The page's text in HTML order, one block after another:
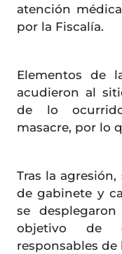
atención
por la Fiscalía.
Elementos de
acudieron al
de lo
masacre, por lo
Tras la
de gabinete y
se
objetivo de
responsables de